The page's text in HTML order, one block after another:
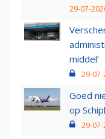
29-07-
middel’
29-
Goed
op
29-